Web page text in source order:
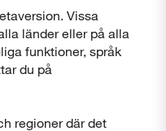
Vissa
länder eller på alla
funktioner, språk
du på
regioner där det